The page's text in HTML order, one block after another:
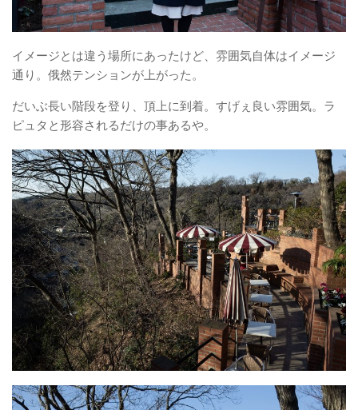
イメージとは違う場所にあったけど、雰囲気自体はイメージ
通り。俄然テンションが上がった。
だいぶ長い階段を登り、頂上に到着。すげぇ良い雰囲気。ラ
ピュタと形容されるだけの事あるや。